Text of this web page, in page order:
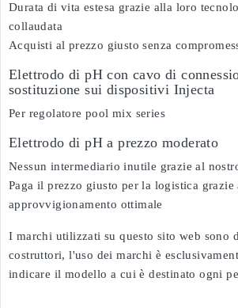
Durata di vita estesa grazie alla loro
collaudata
Acquisti al prezzo giusto senza
Elettrodo di pH con cavo di
sostituzione sui dispositivi Injecta
Per regolatore pool mix series
Elettrodo di pH a prezzo moderato
Nessun intermediario inutile grazie al
Paga il prezzo giusto per la logistica grazie
approvvigionamento ottimale
I marchi utilizzati su questo sito web sono
costruttori, l'uso dei marchi è
indicare il modello a cui è destinato ogni